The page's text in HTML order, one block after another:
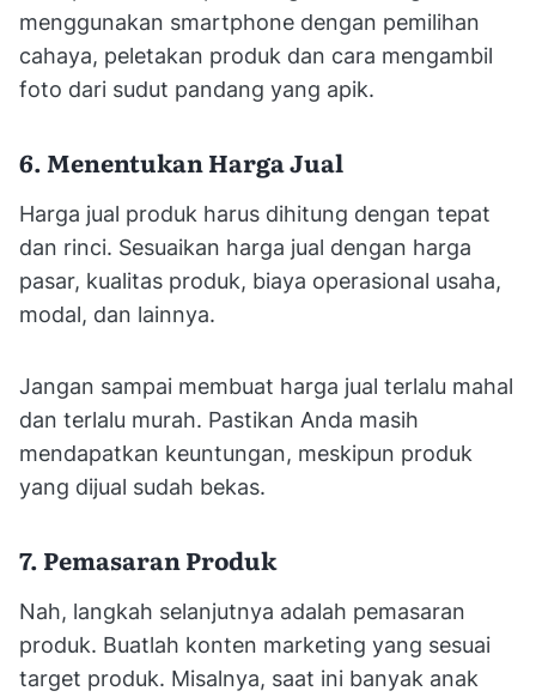
menggunakan smartphone dengan pemilihan
cahaya, peletakan produk dan cara mengambil
foto dari sudut pandang yang apik.
6. Menentukan Harga Jual
Harga jual produk harus dihitung dengan tepat
dan rinci. Sesuaikan harga jual dengan harga
pasar, kualitas produk, biaya operasional usaha,
modal, dan lainnya.
Jangan sampai membuat harga jual terlalu mahal
dan terlalu murah. Pastikan Anda masih
mendapatkan keuntungan, meskipun produk
yang dijual sudah bekas.
7. Pemasaran Produk
Nah, langkah selanjutnya adalah pemasaran
produk. Buatlah konten marketing yang sesuai
target produk. Misalnya, saat ini banyak anak